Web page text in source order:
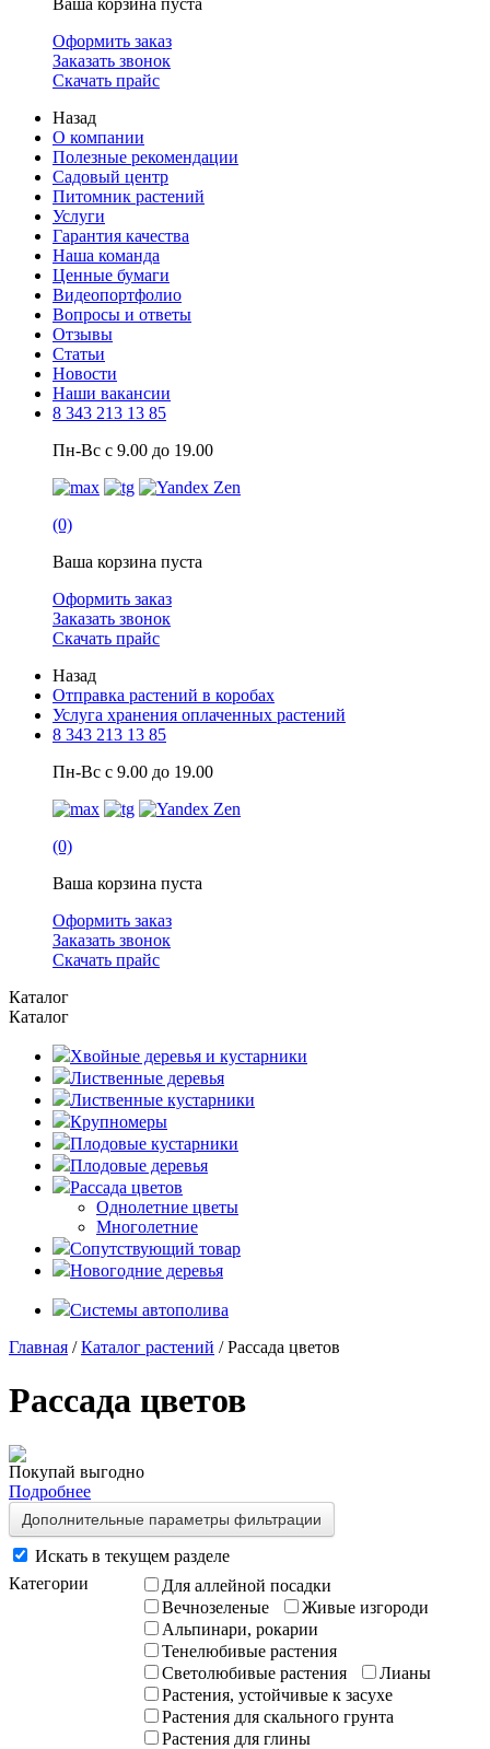
Ваша корзина пуста
Оформить заказ
Заказать звонок
Скачать прайс
Назад
О компании
Полезные рекомендации
Садовый центр
Питомник растений
Услуги
Гарантия качества
Наша команда
Ценные бумаги
Видеопортфолио
Вопросы и ответы
Отзывы
Статьи
Новости
Наши вакансии
8 343 213 13 85
Пн-Вс с 9.00 до 19.00
(0)
Ваша корзина пуста
Оформить заказ
Заказать звонок
Скачать прайс
Назад
Отправка растений в коробах
Услуга хранения оплаченных растений
8 343 213 13 85
Пн-Вс с 9.00 до 19.00
(0)
Ваша корзина пуста
Оформить заказ
Заказать звонок
Скачать прайс
Каталог
Каталог
Хвойные деревья и кустарники
Лиственные деревья
Лиственные кустарники
Крупномеры
Плодовые кустарники
Плодовые деревья
Рассада цветов
Однолетние цветы
Многолетние
Сопутствующий товар
Новогодние деревья
Системы автополива
Главная /Каталог растений / Рассада цветов
Рассада цветов
Покупай выгодно
Подробнее
Дополнительные параметры фильтрации
Искать в текущем разделе
Категории
Для аллейной посадки
Вечнозеленые
Живые изгороди
Альпинари, рокарии
Тенелюбивые растения
Светолюбивые растения
Лианы
Растения, устойчивые к засухе
Растения для скального грунта
Растения для глины